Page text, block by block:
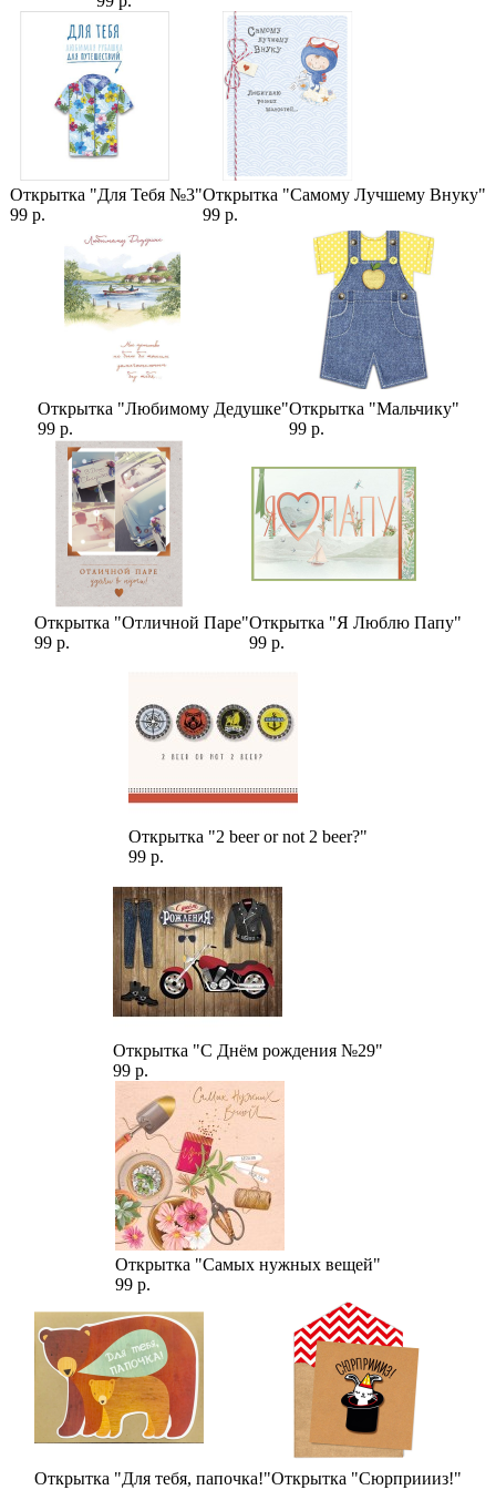
Открытка "Для Тебя №3"
99 р.
Открытка "Самому Лучшему Внуку"
99 р.
Открытка "Любимому Дедушке"
99 р.
Открытка "Мальчику"
99 р.
Открытка "Отличной Паре"
99 р.
Открытка "Я Люблю Папу"
99 р.
Открытка "2 beer or not 2 beer?"
99 р.
Открытка "С Днём рождения №29"
99 р.
Открытка "Самых нужных вещей"
99 р.
Открытка "Для тебя, папочка!"Открытка "Сюрприииз!"